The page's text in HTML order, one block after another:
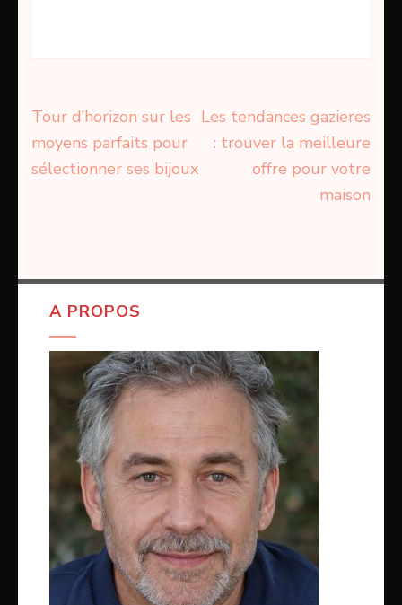
Navigation
de
l’article
Tour d’horizon sur les
moyens parfaits pour
sélectionner ses bijoux
Les tendances gazieres
: trouver la meilleure
offre pour votre
maison
A PROPOS